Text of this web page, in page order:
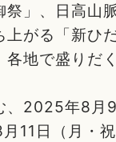
祭」、日高山
がる「新ひ
各地で盛りだ
、2025年8月
11日（月・